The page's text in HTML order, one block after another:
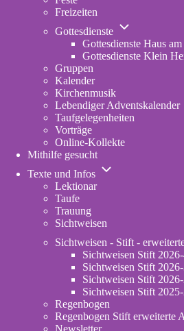
Freizeiten
Gottesdienste
Unternavigation
Gottesdienste
Gottesdienste Haus
Gottesdienste Klein
Gruppen
Kalender
Kirchenmusik
Lebendiger Adventskalender
Taufgelegenheiten
Vorträge
Online-Kollekte
Mithilfe gesucht
Texte und Infos
Unternavigation
Lektionar
Taufe
Trauung
Sichtweisen
Sichtweisen - Stift -
Sichtweisen Stift
Sichtweisen Stift
Sichtweisen Stift
Sichtweisen Stift
Regenbogen
Regenbogen Stift erweiterte
Newsletter